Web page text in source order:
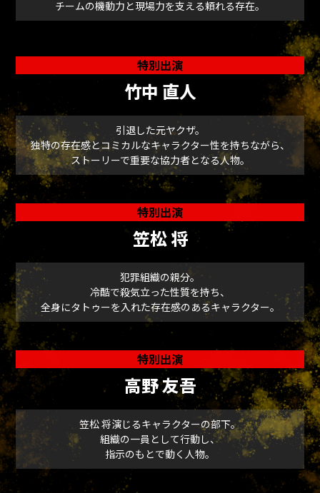
チームの機動力と現場力を支える頼れる存在。
特別出演
竹中 直人
引退した元ヤクザ。
独特の存在感とコミカルなキャラクター性を持ちながら、
ストーリーで重要な協力者となる人物。
特別出演
笠松 将
犯罪組織の親分。
冷酷で殺気立った性質を持ち、
全身にタトゥーを入れた存在感のあるキャラクター。
特別出演
高野 友吾
笠松 将演じるキャラクターの部下。
組織の一員として行動し、
指示のもとで動く人物。